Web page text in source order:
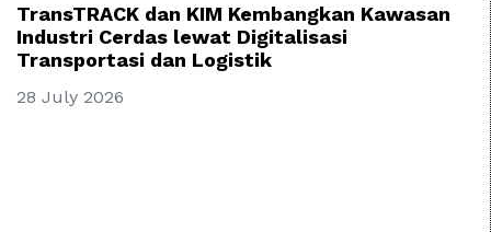
TransTRACK dan KIM Kembangkan Kawasan
Industri Cerdas lewat Digitalisasi
Transportasi dan Logistik
28 July 2026